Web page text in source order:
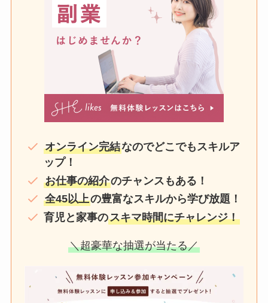
オンライン完結なのでどこでもスキルア
ップ！
お仕事の紹介のチャンスもある！
全45以上の豊富なスキルから学び放題！
育児と家事のスキマ時間にチャレンジ！
＼超豪華な抽選が当たる／